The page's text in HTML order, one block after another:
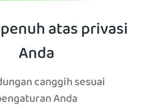
atas privasi
Anda
canggih sesuai
Anda